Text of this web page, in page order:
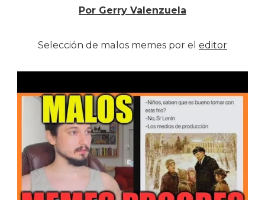
Por Gerry Valenzuela
Selección de malos memes por el editor